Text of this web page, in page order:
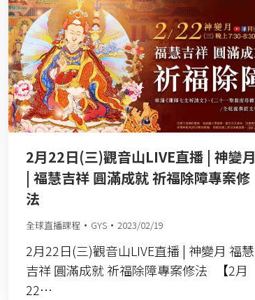
2月22日(三)觀音山LIVE直播 | 神變月
| 福慧吉祥 圓滿成就 祈福除障專案修
法
全球直播課程 GYS 2023/02/19
2月22日(三)觀音山LIVE直播 | 神變月 福慧
吉祥 圓滿成就 祈福除障專案修法 【2月
22…